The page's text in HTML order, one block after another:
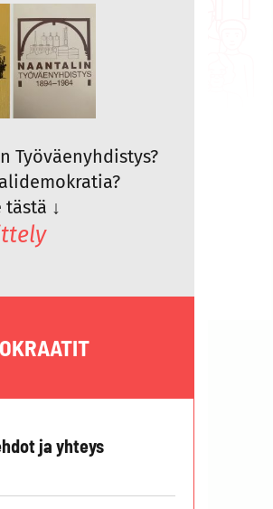
Työväenyhdistys?
tästä ↓
ja yhteys